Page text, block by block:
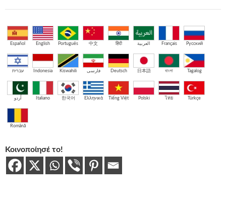
Español English Português 中文 हिंदी العربية Français Русский
עברית Indonesia Kiswahili فارسی Deutsch 日本語 বাংলা Tagalog
اُردو Italiano 한국어 Ελληνικά Tiếng Việt Polski ไทย Türkçe
Română
Κοινοποίησέ το!